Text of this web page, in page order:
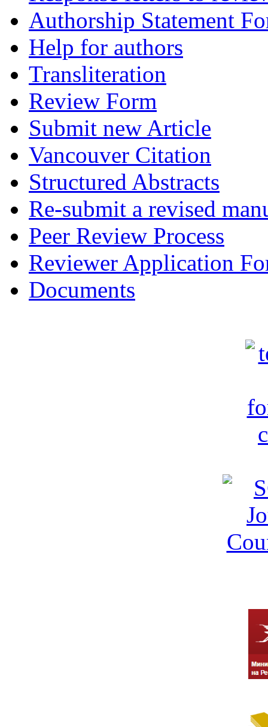
Authorship Statement
Help for authors
Transliteration
Review Form
Submit new Article
Vancouver Citation
Structured Abstracts
Re-submit a revised
Peer Review Process
Reviewer Application
Documents